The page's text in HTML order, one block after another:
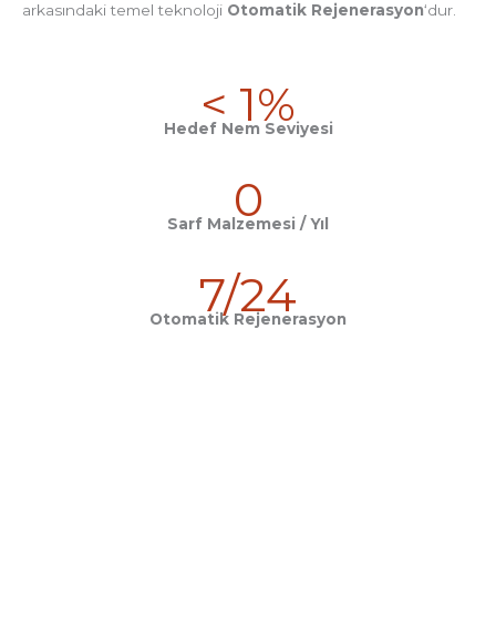
arkasındaki temel teknoloji Otomatik Rejenerasyon‘dur.
< 1%
Hedef Nem Seviyesi
0
Sarf Malzemesi / Yıl
7/24
Otomatik Rejenerasyon